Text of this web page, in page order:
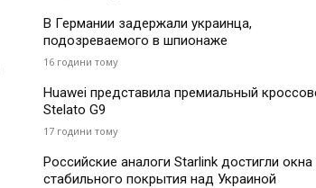
В Германии задержали украинца,
подозреваемого в шпионаже
16 години тому
Huawei представила премиальный
Stelato G9
17 години тому
Российские аналоги Starlink достигли окна
стабильного покрытия над Украиной